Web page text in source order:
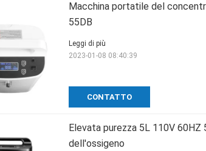
Macchina portatile del
55DB
CONTATTO
Leggi di più
2023-01-08 08:40:39
Elevata purezza 5L 110V
dell'ossigeno